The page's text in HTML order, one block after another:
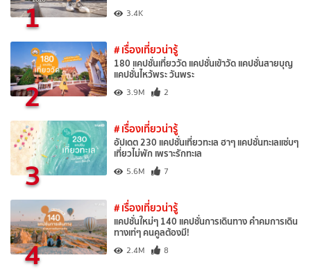
1 3.4K
2
# เรื่องเที่ยวน่ารู้
180 แคปชั่นเที่ยววัด แคปชั่นเข้าวัด แคปชั่นสายบุญ
แคปชั่นไหว้พระ วันพระ
3.9M 2
3
# เรื่องเที่ยวน่ารู้
อัปเดต 230 แคปชั่นเที่ยวทะเล ฮาๆ แคปชั่นทะเลแซ่บๆ
เที่ยวไม่พัก เพราะรักทะเล
5.6M 7
4
# เรื่องเที่ยวน่ารู้
แคปชั่นใหม่ๆ 140 แคปชั่นการเดินทาง คำคมการเดิน
ทางเท่ๆ คนคูลต้องมี!
2.4M 8